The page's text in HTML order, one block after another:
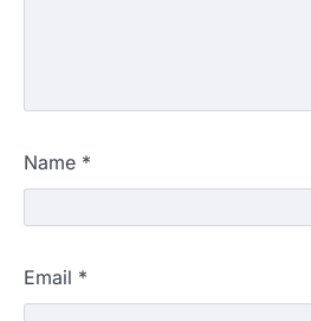
Name *
Email *